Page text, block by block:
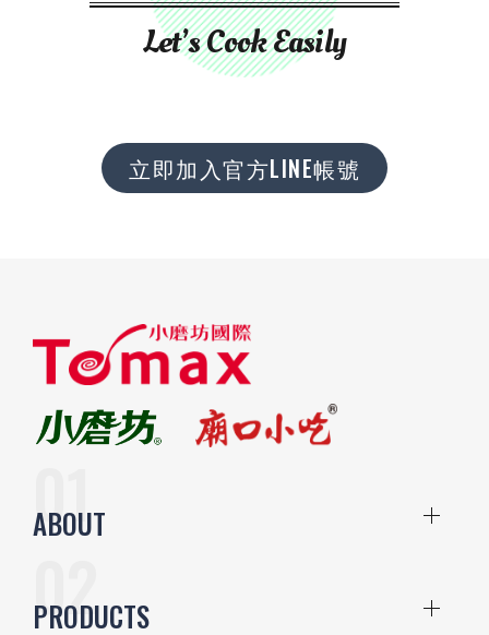
Let’s Cook Easily
立即加入官方LINE帳號
ABOUT
PRODUCTS